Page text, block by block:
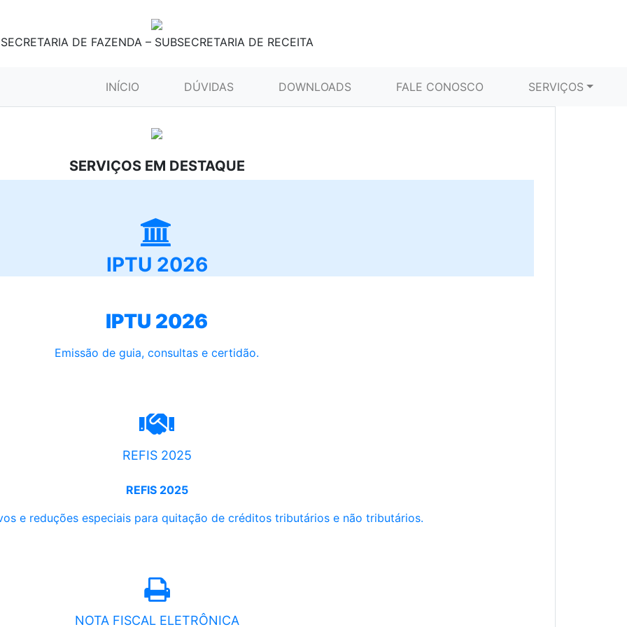
SECRETARIA DE FAZENDA – SUBSECRETARIA DE RECEITA
INÍCIO (CURRENT)DÚVIDAS DOWNLOADS FALE CONOSCO SERVIÇOS
SERVIÇOS EM DESTAQUE
IPTU 2026
IPTU 2026
Emissão de guia, consultas e certidão.
REFIS 2025
REFIS 2025
e reduções especiais para quitação de créditos tributários e não tributários.
NOTA FISCAL ELETRÔNICA